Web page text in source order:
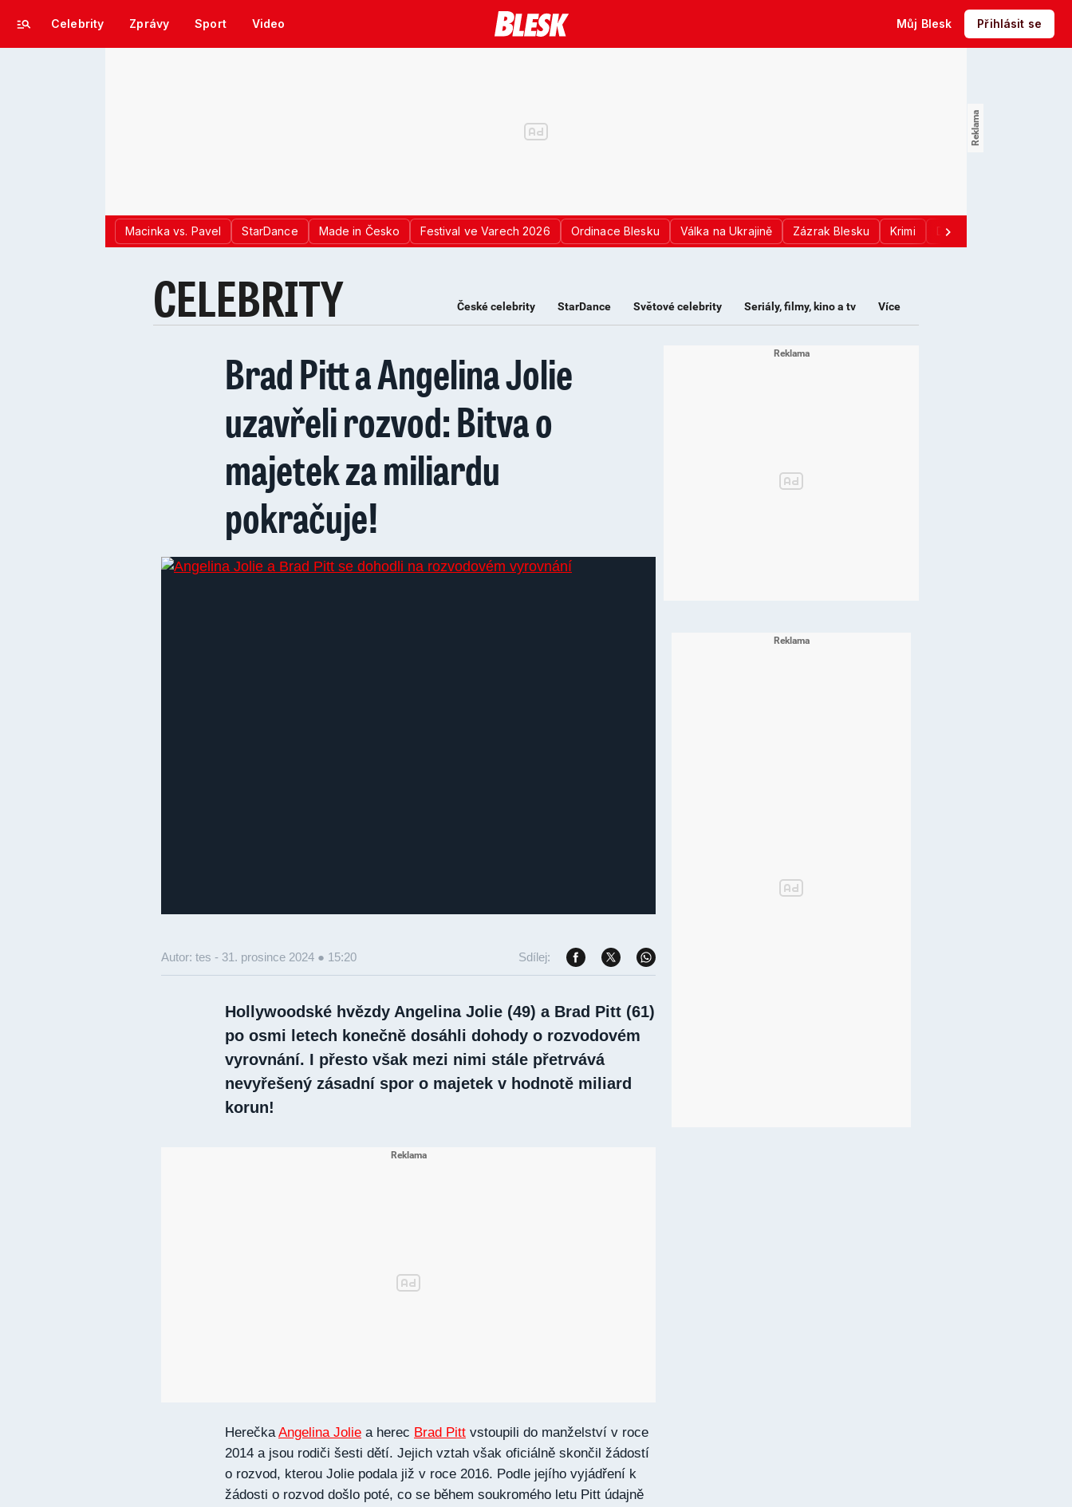
Celebrity Zprávy Sport Video Můj Blesk Přihlásit se
Macinka vs. Pavel StarDance Made in Česko Festival ve Varech 2026 Ordinace Blesku Válka na Ukrajině Zázrak Blesku Krimi Donald Trump
CELEBRITY České celebrity StarDance Světové celebrity Seriály, filmy, kino a tv Více
Brad Pitt a Angelina Jolie
uzavřeli rozvod: Bitva o
majetek za miliardu
pokračuje!
Autor: tes - 31. prosince 2024 ● 15:20 Sdílej:
Hollywoodské hvězdy Angelina Jolie (49) a Brad Pitt (61)
po osmi letech konečně dosáhli dohody o rozvodovém
vyrovnání. I přesto však mezi nimi stále přetrvává
nevyřešený zásadní spor o majetek v hodnotě miliard
korun!
HerečkaAngelina Jolie a herec Brad Pitt vstoupili do manželství v roce
2014 a jsou rodiči šesti dětí. Jejich vztah však oficiálně skončil žádostí
o rozvod, kterou Jolie podala již v roce 2016. Podle jejího vyjádření k
žádosti o rozvod došlo poté, co se během soukromého letu Pitt údajně